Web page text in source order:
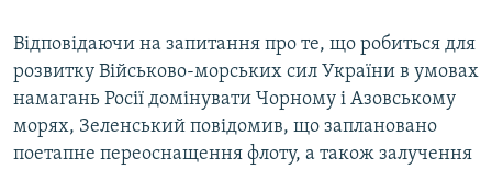
Відповідаючи на запитання про те, що робиться для
розвитку Військово-морських сил України в умовах
намагань Росії домінувати Чорному і Азовському
морях, Зеленський повідомив, що заплановано
поетапне переоснащення флоту, а також залучення